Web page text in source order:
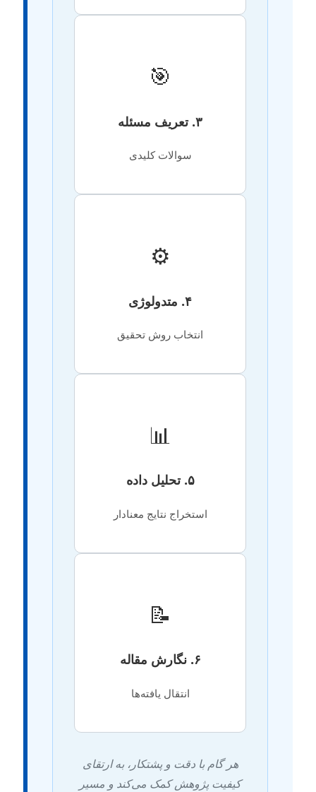
سوالات کلیدی
انتخاب روش تحقیق
استخراج نتایج معنادار
انتقال یافته‌ها
هر گام با دقت و پشتکار، به ارتقای
کیفیت پژوهش کمک می‌کند و مسیر